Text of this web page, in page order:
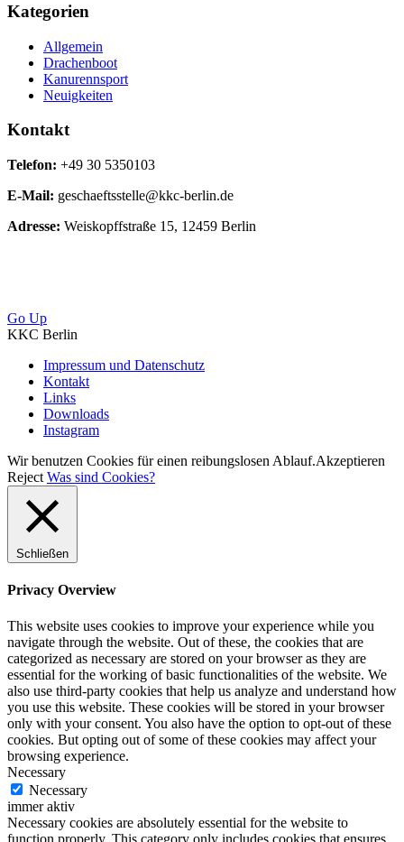
Kategorien
Allgemein
Drachenboot
Kanurennsport
Neuigkeiten
Kontakt
Telefon: +49 30 5350103
E-Mail: geschaeftsstelle@kkc-berlin.de
Adresse: Weiskopffstraße 15, 12459 Berlin
Go Up
KKC Berlin
Impressum und Datenschutz
Kontakt
Links
Downloads
Instagram
Wir benutzen Cookies für einen reibungslosen Ablauf.Akzeptieren
Reject Was sind Cookies?
Schließen
Privacy Overview
This website uses cookies to improve your experience while you
navigate through the website. Out of these, the cookies that are
categorized as necessary are stored on your browser as they are
essential for the working of basic functionalities of the website. We
also use third-party cookies that help us analyze and understand how
you use this website. These cookies will be stored in your browser
only with your consent. You also have the option to opt-out of these
cookies. But opting out of some of these cookies may affect your
browsing experience.
Necessary
Necessary
immer aktiv
Necessary cookies are absolutely essential for the website to
function properly. This category only includes cookies that ensures